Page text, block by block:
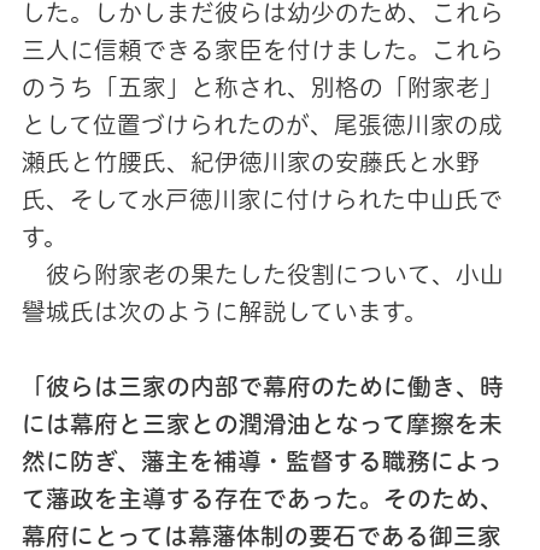
した。しかしまだ彼らは幼少のため、これら
三人に信頼できる家臣を付けました。これら
のうち「五家」と称され、別格の「附家老」
として位置づけられたのが、尾張徳川家の成
瀬氏と竹腰氏、紀伊徳川家の安藤氏と水野
氏、そして水戸徳川家に付けられた中山氏で
す。
彼ら附家老の果たした役割について、小山
譽城氏は次のように解説しています。
「彼らは三家の内部で幕府のために働き、時
には幕府と三家との潤滑油となって摩擦を未
然に防ぎ、藩主を補導・監督する職務によっ
て藩政を主導する存在であった。そのため、
幕府にとっては幕藩体制の要石である御三家